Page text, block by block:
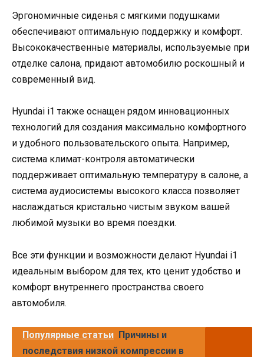
Эргономичные сиденья с мягкими подушками
обеспечивают оптимальную поддержку и комфорт.
Высококачественные материалы, используемые при
отделке салона, придают автомобилю роскошный и
современный вид.
Hyundai i1 также оснащен рядом инновационных
технологий для создания максимально комфортного
и удобного пользовательского опыта. Например,
система климат-контроля автоматически
поддерживает оптимальную температуру в салоне, а
система аудиосистемы высокого класса позволяет
наслаждаться кристально чистым звуком вашей
любимой музыки во время поездки.
Все эти функции и возможности делают Hyundai i1
идеальным выбором для тех, кто ценит удобство и
комфорт внутреннего пространства своего
автомобиля.
Популярные статьи Причины и
последствия низкой компрессии в